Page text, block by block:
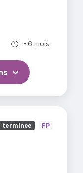
Durée totale :
- 6 mois
terminée FP